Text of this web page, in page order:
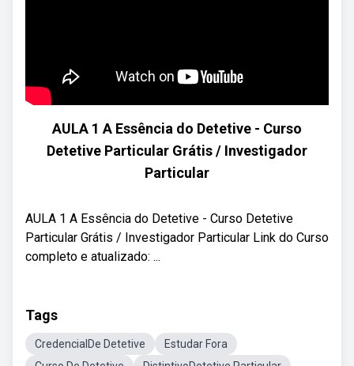
AULA 1 A Essência do Detetive - Curso
Detetive Particular Grátis / Investigador
Particular
AULA 1 A Essência do Detetive - Curso Detetive
Particular Grátis / Investigador Particular Link do Curso
completo e atualizado: ...
Tags
CredencialDe Detetive
Estudar Fora